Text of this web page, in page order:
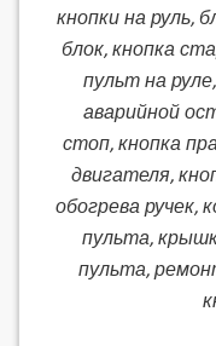
кнопки на руль,
блок, кнопка
пульт на
аварийной
стоп, кнопка
двигателя,
обогрева ручек,
пульта,
пульта,